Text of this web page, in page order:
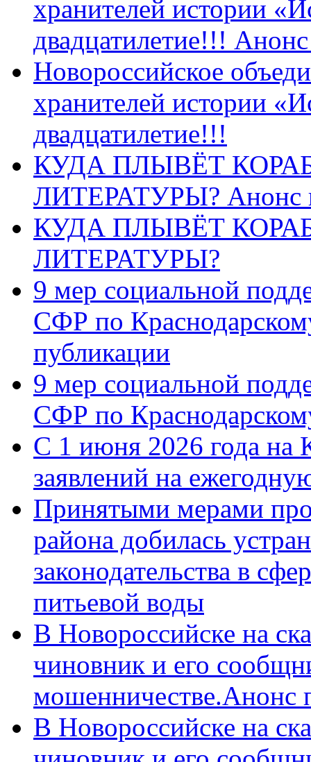
хранителей истории
двадцатилетие!!!
Новороссийское
хранителей истории
двадцатилетие!!!
КУДА ПЛЫВЁТ
ЛИТЕРАТУРЫ? Анонс
КУДА ПЛЫВЁТ
ЛИТЕРАТУРЫ?
9 мер социальной
СФР по
публикации
9 мер социальной
СФР по
С 1 июня 2026 года на
заявлений на
Принятыми мерами
района добилась
законодательства в
питьевой воды
В Новороссийске на
чиновник и его
мошенничестве.Анонс
В Новороссийске на